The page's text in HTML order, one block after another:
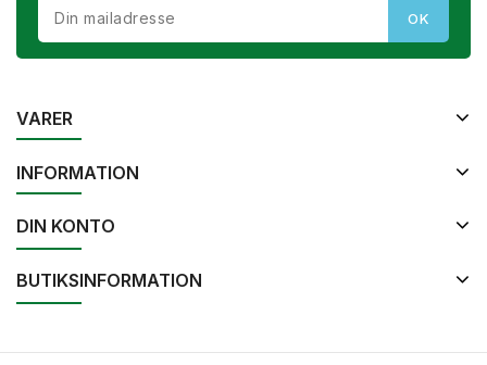
VARER
INFORMATION
DIN KONTO
BUTIKSINFORMATION